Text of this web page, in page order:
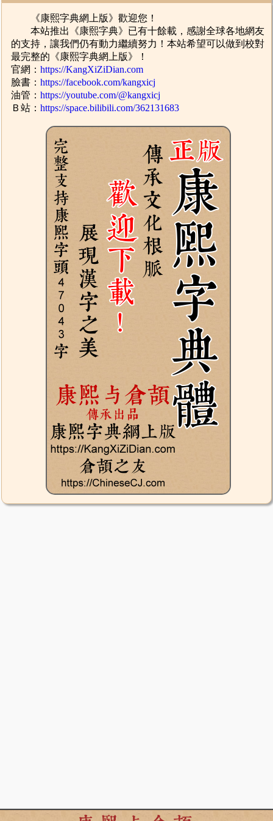
《康熙字典網上版》歡迎您！
本站推出《康熙字典》已有十餘載，感謝全球各地網友
的支持，讓我們仍有動力繼續努力！本站希望可以做到校對
最完整的《康熙字典網上版》！
官網：https://KangXiZiDian.com
臉書：https://facebook.com/kangxicj
油管：https://youtube.com/@kangxicj
Ｂ站：https://space.bilibili.com/362131683